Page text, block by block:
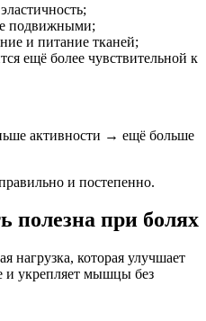
подвижными;
и питание тканей;
ещё более чувствительной к
активности → ещё больше
и постепенно.
полезна при болях
нагрузка, которая улучшает
и укрепляет мышцы без